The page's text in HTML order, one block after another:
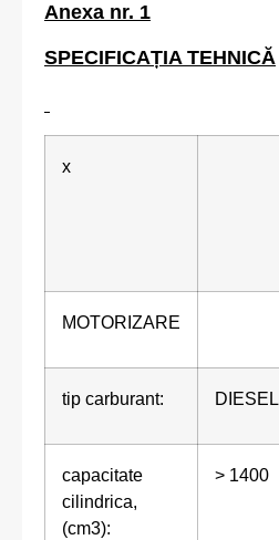
Anexa nr. 1
SPECIFICAȚIA TEHNICĂ
x
MOTORIZARE
tip carburant: DIESEL
capacitate
cilindrica,
(cm3):
> 1400